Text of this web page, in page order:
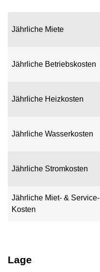
Jährliche Miete
Jährliche Betriebskosten
Jährliche Heizkosten
Jährliche Wasserkosten
Jährliche Stromkosten
Jährliche Miet- & Service-
Kosten
Lage